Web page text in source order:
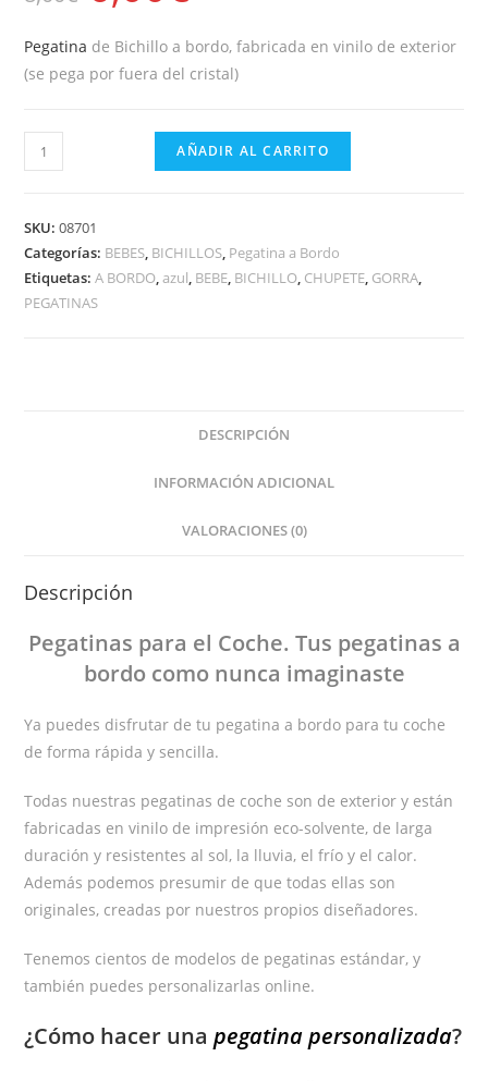
Pegatina de Bichillo a bordo, fabricada en vinilo de exterior
(se pega por fuera del cristal)
BICHILLO
BEBE
BORDO
cantidad
AÑADIR AL CARRITO
SKU:08701
Categorías: BEBES, BICHILLOS, Pegatina a Bordo
Etiquetas:A BORDO,azul, BEBE, BICHILLO, CHUPETE, GORRA,
PEGATINAS
DESCRIPCIÓN
INFORMACIÓN ADICIONAL
VALORACIONES (0)
Descripción
Pegatinas para el Coche. Tus pegatinas a
bordocomo nunca imaginaste
Ya puedes disfrutar de tu pegatina a bordo para tu coche
de forma rápida y sencilla.
Todas nuestras pegatinas de coche son de exterior y están
fabricadas en vinilo de impresión eco-solvente, de larga
duración y resistentes al sol, la lluvia, el frío y el calor.
Además podemos presumir de que todas ellas son
originales, creadas por nuestros propios diseñadores.
Tenemos cientos de modelos de pegatinas estándar, y
también puedes personalizarlas online.
¿Cómo hacer unapegatina personalizada?